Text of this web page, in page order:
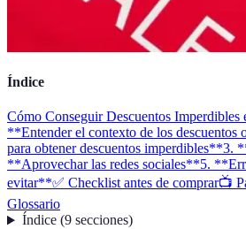
Índice
Cómo Conseguir Descuentos Imperdibles
**Entender el contexto de los descuentos
para obtener descuentos imperdibles**3.
**Aprovechar las redes sociales**5.
evitar**✅ Checklist antes de comprar📺
Glossario
Índice(9 secciones)